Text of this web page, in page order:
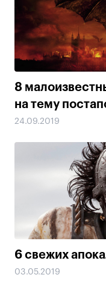
8
на тему
24.09.2019
6 свежих
03.05.2019